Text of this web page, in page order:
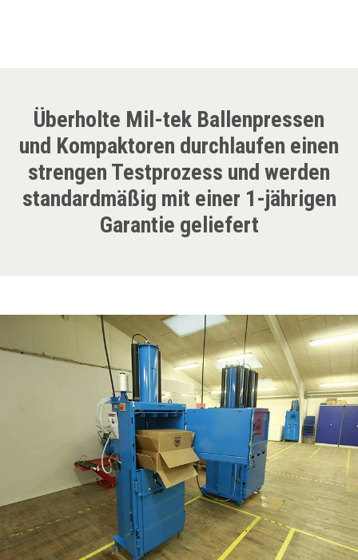
Überholte Mil-tek Ballenpressen
und Kompaktoren durchlaufen einen
strengen Testprozess und werden
standardmäßig mit einer 1-jährigen
Garantie geliefert